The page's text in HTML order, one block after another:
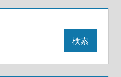
事
検索